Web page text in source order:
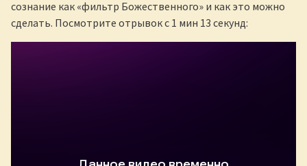
сознание как «фильтр Божественного» и как это можно
сделать. Посмотрите отрывок с 1 мин 13 секунд: